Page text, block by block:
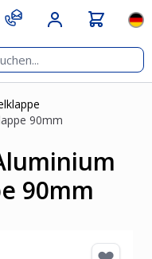
90mm
90mm